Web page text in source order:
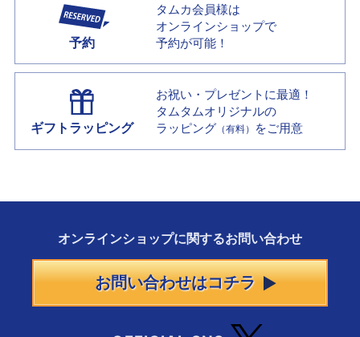
予約
タムカ会員様は
オンラインショップで
予約が可能！
ギフトラッピング
お祝い・プレゼントに最適！
タムタムオリジナルの
ラッピング （有料） をご用意
オンラインショップに関するお問い合わせ
お問い合わせはコチラ